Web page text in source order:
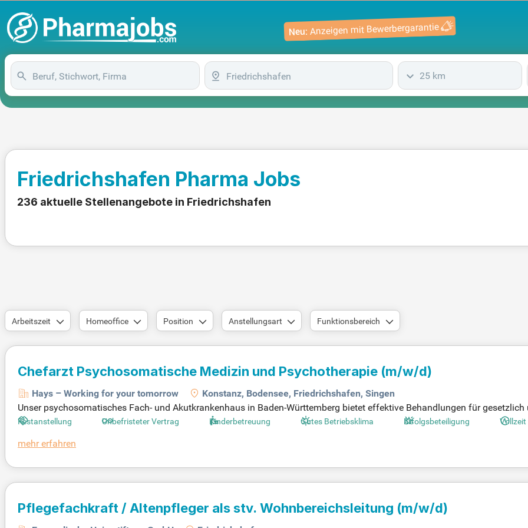
Neu: Anzeigen mit Bewerbergarantie
25 km
Friedrichshafen Pharma Jobs
236 aktuelle Stellenangebote in Friedrichshafen
Arbeitszeit Homeoffice Position Anstellungsart Funktionsbereich
Chefarzt Psychosomatische Medizin und Psychotherapie (m/w/d)
Hays – Working for your tomorrow
Konstanz, Bodensee, Friedrichshafen, Singen
Unser psychosomatisches Fach- und Akutkrankenhaus in Baden-Württemberg bietet effektive Behandlungen für gesetzlich
tienten. Unser spezialisiertes Team behandelt ein breites Spektrum an psychosomatischen Erkrankungen, darunter
d hohe Behandlungsqualität stehen bei uns im Vordergrund. Profitieren Sie von unserer Lage in naturnaher Umgebung am
Festanstellung Unbefristeter Vertrag Kinderbetreuung Gutes Betriebsklima Erfolgsbeteiligung Vollzeit
mehr erfahren
Pflegefachkraft / Altenpfleger als stv. Wohnbereichsleitung (m/w/d)